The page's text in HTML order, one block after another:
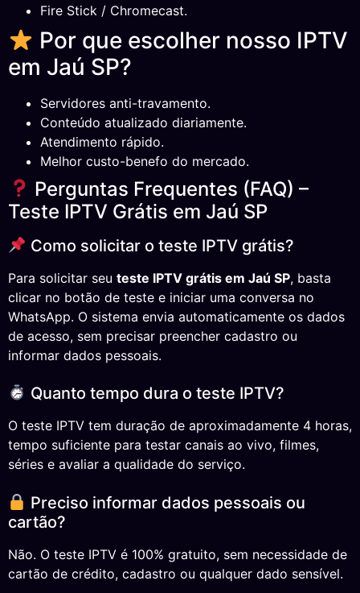
Fire Stick / Chromecast.
Por que escolher nosso IPTV
em Jaú SP?
Servidores anti-travamento.
Conteúdo atualizado diariamente.
Atendimento rápido.
Melhor custo-benefo do mercado.
Perguntas Frequentes (FAQ) –
Teste IPTV Grátis em Jaú SP
Como solicitar o teste IPTV grátis?
Para solicitar seu teste IPTV grátis em Jaú SP, basta
clicar no botão de teste e iniciar uma conversa no
WhatsApp. O sistema envia automaticamente os dados
de acesso, sem precisar preencher cadastro ou
informar dados pessoais.
Quanto tempo dura o teste IPTV?
O teste IPTV tem duração de aproximadamente 4 horas,
tempo suficiente para testar canais ao vivo, filmes,
séries e avaliar a qualidade do serviço.
Preciso informar dados pessoais ou
cartão?
Não. O teste IPTV é 100% gratuito, sem necessidade de
cartão de crédito, cadastro ou qualquer dado sensível.